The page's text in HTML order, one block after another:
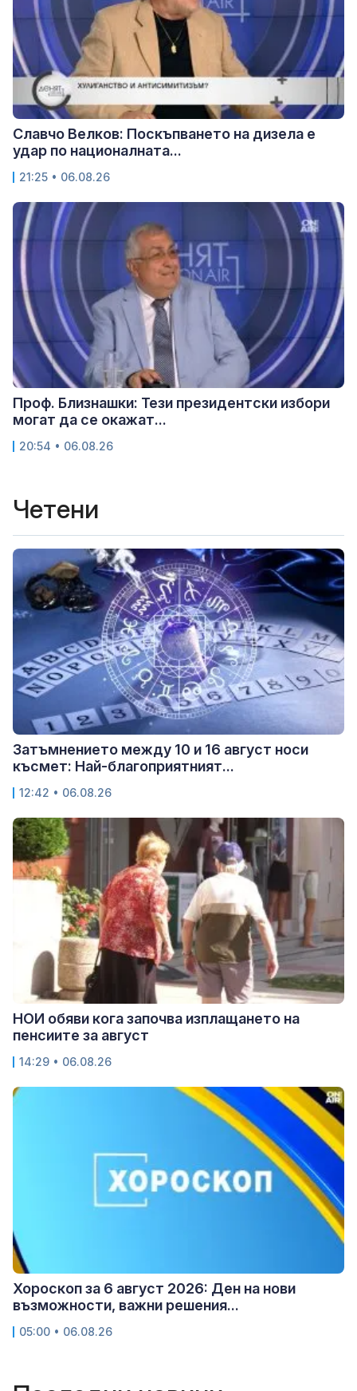
Славчо Велков: Поскъпването на дизела е
удар по националната...
21:25 • 06.08.26
Проф. Близнашки: Тези президентски избори
могат да се окажат...
20:54 • 06.08.26
Четени
Затъмнението между 10 и 16 август носи
късмет: Най-благоприятният...
12:42 • 06.08.26
НОИ обяви кога започва изплащането на
пенсиите за август
14:29 • 06.08.26
Хороскоп за 6 август 2026: Ден на нови
възможности, важни решения...
05:00 • 06.08.26